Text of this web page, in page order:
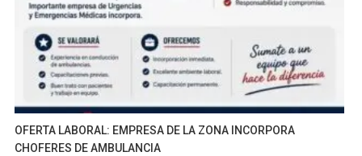
OFERTA LABORAL: EMPRESA DE LA ZONA INCORPORA
CHOFERES DE AMBULANCIA